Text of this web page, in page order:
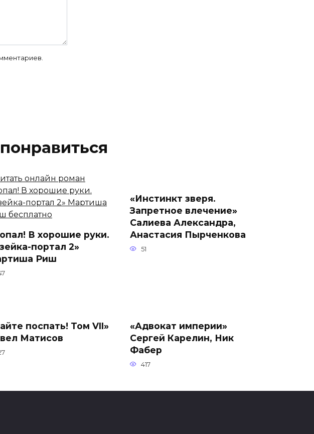
В хорошие руки.
портал 2»
Риш
«Инстинкт зверя.
Запретное влечение»
Салиева Александра,
Анастасия Пырченкова
51
поспать! Том VII»
Матисов
«Адвокат империи»
Сергей Карелин, Ник
Фабер
417